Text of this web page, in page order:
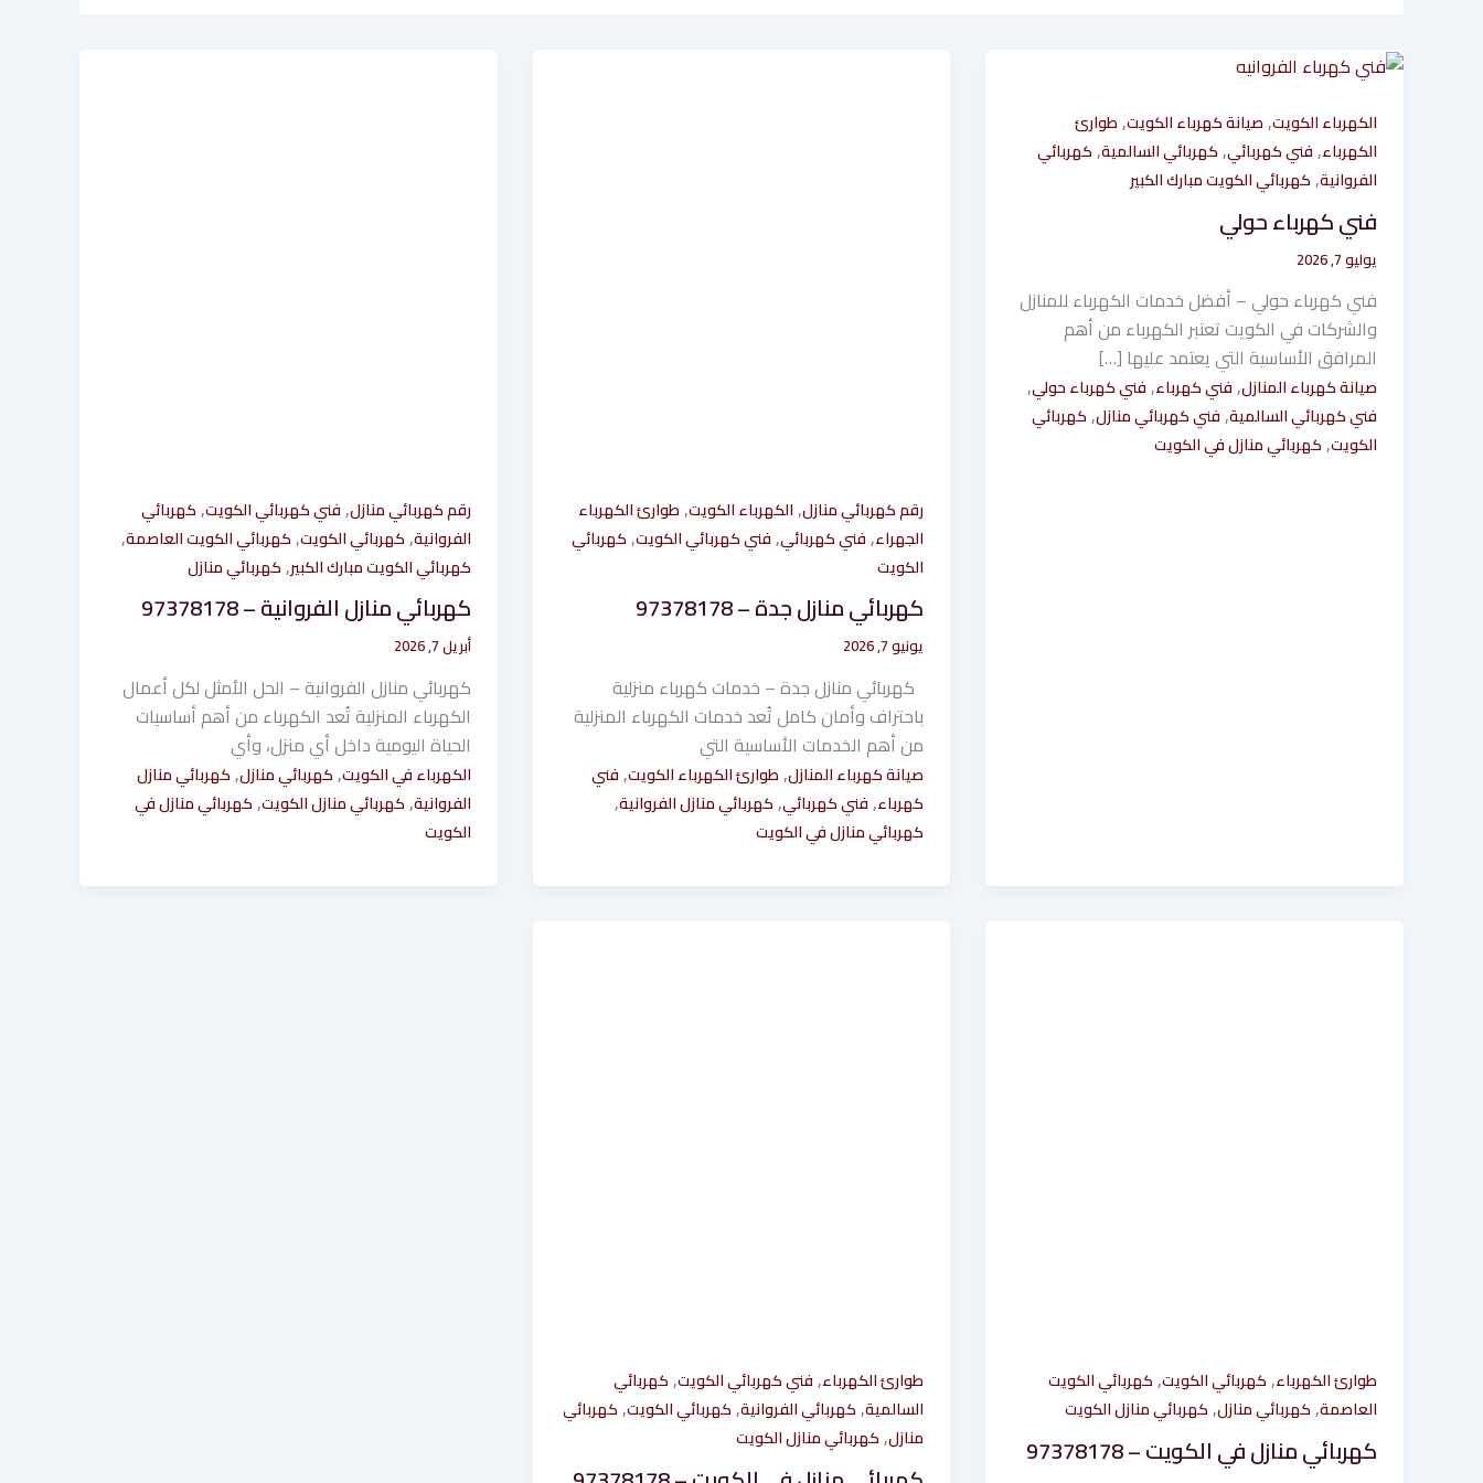
الكهرباء الكويت,صيانة كهرباء الكويت,طوارئ
الكهرباء,فني كهربائي,كهربائي السالمية,كهربائي
الفروانية,كهربائي الكويت مبارك الكبير
فني كهرباء حولي
يوليو 7, 2026
فني كهرباء حولي – أفضل خدمات الكهرباء للمنازل
والشركات في الكويت تعتبر الكهرباء من أهم
المرافق الأساسية التي يعتمد عليها […]
صيانة كهرباء المنازل,فني كهرباء,فني كهرباء حولي,
فني كهربائي السالمية,فني كهربائي منازل,كهربائي
الكويت,كهربائي منازل في الكويت
رقم كهربائي منازل,الكهرباء الكويت,طوارئ الكهرباء
الجهراء,فني كهربائي,فني كهربائي الكويت,كهربائي
الكويت
كهربائي منازل جدة – 97378178
يونيو 7, 2026
كهربائي منازل جدة – خدمات كهرباء منزلية
باحتراف وأمان كامل تُعد خدمات الكهرباء المنزلية
من أهم الخدمات الأساسية التي
صيانة كهرباء المنازل,طوارئ الكهرباء الكويت,فني
كهرباء,فني كهربائي,كهربائي منازل الفروانية,
كهربائي منازل في الكويت
رقم كهربائي منازل,فني كهربائي الكويت,كهربائي
الفروانية,كهربائي الكويت,كهربائي الكويت العاصمة,
كهربائي الكويت مبارك الكبير,كهربائي منازل
كهربائي منازل الفروانية – 97378178
أبريل 7, 2026
كهربائي منازل الفروانية – الحل الأمثل لكل أعمال
الكهرباء المنزلية تُعد الكهرباء من أهم أساسيات
الحياة اليومية داخل أي منزل، وأي
الكهرباء في الكويت,كهربائي منازل,كهربائي منازل
الفروانية,كهربائي منازل الكويت,كهربائي منازل في
الكويت
طوارئ الكهرباء,كهربائي الكويت,كهربائي الكويت
العاصمة,كهربائي منازل,كهربائي منازل الكويت
كهربائي منازل في الكويت – 97378178
طوارئ الكهرباء,فني كهربائي الكويت,كهربائي
السالمية,كهربائي الفروانية,كهربائي الكويت,كهربائي
منازل,كهربائي منازل الكويت